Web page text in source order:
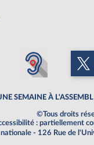
SEMAINE À
©Tous droits
: partiellement
nationale - 126 Rue de